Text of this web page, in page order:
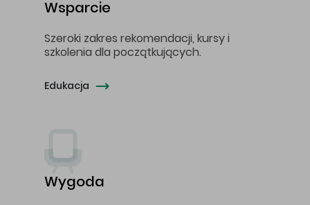
Wsparcie
Szeroki zakres rekomendacji, kursy i
szkolenia dla początkujących.
Edukacja
Wygoda